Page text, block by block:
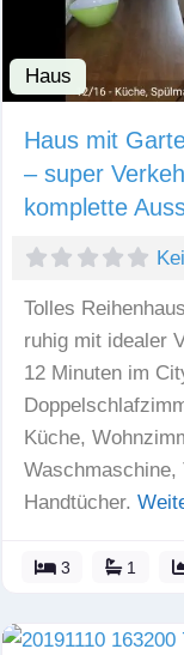
Haus
Haus mit
– super
komplette
Tolles
ruhig mit idealer
12 Minuten im
Küche,
Waschmaschine,
Handtücher.
3 1